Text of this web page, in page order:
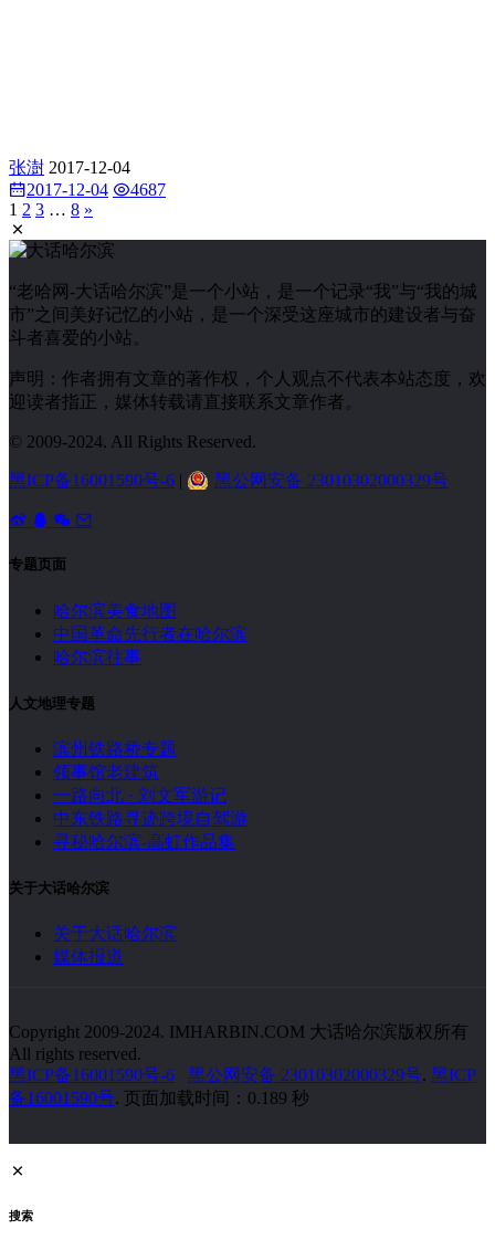
张澍 2017-12-04
2017-12-04
4687
1 2 3 … 8 »
“老哈网-大话哈尔滨”是一个小站，是一个记录“我”与“我的城
市”之间美好记忆的小站，是一个深受这座城市的建设者与奋
斗者喜爱的小站。
声明：作者拥有文章的著作权，个人观点不代表本站态度，欢
迎读者指正，媒体转载请直接联系文章作者。
© 2009-2024. All Rights Reserved.
黑ICP备16001590号-6 | 黑公网安备 23010302000329号
专题页面
哈尔滨美食地图
中国革命先行者在哈尔滨
哈尔滨往事
人文地理专题
滨州铁路桥专题
领事馆老建筑
一路向北 · 刘文军游记
中东铁路寻迹跨境自驾游
寻秘哈尔滨-高虹作品集
关于大话哈尔滨
关于大话哈尔滨
媒体报道
Copyright 2009-2024. IMHARBIN.COM 大话哈尔滨版权所有
All rights reserved.
黑ICP备16001590号-6
黑公网安备 23010302000329号. 黑ICP
备16001590号. 页面加载时间：0.189 秒
搜索